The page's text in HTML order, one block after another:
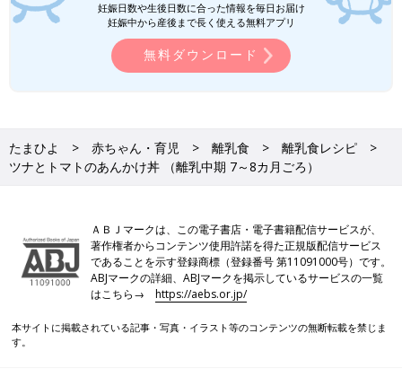
妊娠日数や生後日数に合った情報を毎日お届け
妊娠中から産後まで長く使える無料アプリ
無料ダウンロード
たまひよ 赤ちゃん・育児 離乳食
離乳食レシピ
ツナとトマトのあんかけ丼 （離乳中期 7～8カ月ごろ）
ＡＢＪマークは、この電子書店・電子書籍配信サービスが、
著作権者からコンテンツ使用許諾を得た正規版配信サービス
であることを示す登録商標（登録番号 第11091000号）です。
ABJマークの詳細、ABJマークを掲示しているサービスの一覧
はこちら→https://aebs.or.jp/
本サイトに掲載されている記事・写真・イラスト等のコンテンツの無断転載を禁じま
す。